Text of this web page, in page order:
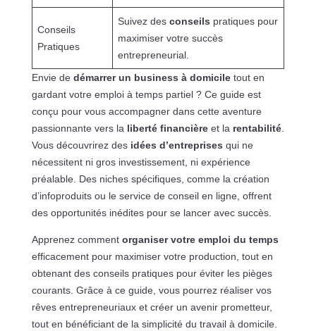
Conseils
Pratiques
Suivez des conseils pratiques pour
maximiser votre succès
entrepreneurial.
Envie de démarrer un business à domiciletout en
gardant votre emploi à temps partiel ? Ce guide est
conçu pour vous accompagner dans cette aventure
passionnante vers la liberté financièreet la rentabilité.
Vous découvrirez des idées d’entreprises qui ne
nécessitent ni gros investissement, ni expérience
préalable. Des niches spécifiques, comme la création
d’infoproduits ou le service de conseil en ligne, offrent
des opportunités inédites pour se lancer avec succès.
Apprenez comment organiser votre emploi du temps
efficacement pour maximiser votre production, tout en
obtenant des conseils pratiques pour éviter les pièges
courants. Grâce à ce guide, vous pourrez réaliser vos
rêves entrepreneuriaux et créer un avenir prometteur,
tout en bénéficiant de la simplicité du travail à domicile.